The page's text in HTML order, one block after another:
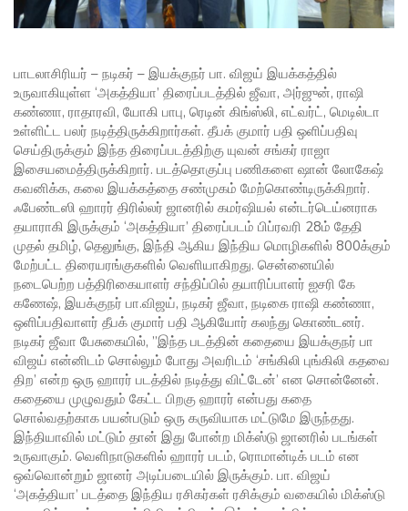
பாடலாசிரியர் – நடிகர் – இயக்குநர் பா. விஜய் இயக்கத்தில்
உருவாகியுள்ள ‘அகத்தியா’ திரைப்படத்தில் ஜீவா, அர்ஜுன், ராஷி
கண்ணா, ராதாரவி, யோகி பாபு, ரெடின் கிங்ஸ்லி, எட்வர்ட், மெடில்டா
உள்ளிட்ட பலர் நடித்திருக்கிறார்கள். தீபக் குமார் பதி ஒளிப்பதிவு
செய்திருக்கும் இந்த திரைப்படத்திற்கு யுவன் சங்கர் ராஜா
இசையமைத்திருக்கிறார். படத்தொகுப்பு பணிகளை ஷான் லோகேஷ்
கவனிக்க, கலை இயக்கத்தை சண்முகம் மேற்கொண்டிருக்கிறார்.
ஃபேண்டஸி ஹாரர் திரில்லர் ஜானரில் கமர்ஷியல் என்டர்டெய்னராக
தயாராகி இருக்கும் ‘அகத்தியா’ திரைப்படம் பிப்ரவரி 28ம் தேதி
முதல் தமிழ், தெலுங்கு, இந்தி ஆகிய இந்திய மொழிகளில் 800க்கும்
மேற்பட்ட திரையரங்குகளில் வெளியாகிறது. சென்னையில்
நடைபெற்ற பத்திரிகையாளர் சந்திப்பில் தயாரிப்பாளர் ஐசரி கே
கணேஷ், இயக்குநர் பா.விஜய், நடிகர் ஜீவா, நடிகை ராஷி கண்ணா,
ஒளிப்பதிவாளர் தீபக் குமார் பதி ஆகியோர் கலந்து கொண்டனர்.
நடிகர் ஜீவா பேசுகையில், ”இந்த படத்தின் கதையை இயக்குநர் பா
விஜய் என்னிடம் சொல்லும் போது அவரிடம் ‘சங்கிலி புங்கிலி கதவை
திற’ என்ற ஒரு ஹாரர் படத்தில் நடித்து விட்டேன்’ என சொன்னேன்.
கதையை முழுவதும் கேட்ட பிறகு ஹாரர் என்பது கதை
சொல்வதற்காக பயன்படும் ஒரு கருவியாக மட்டுமே இருந்தது.
இந்தியாவில் மட்டும் தான் இது போன்ற மிக்ஸ்டு ஜானரில் படங்கள்
உருவாகும். வெளிநாடுகளில் ஹாரர் படம், ரொமான்டிக் படம் என
ஒவ்வொன்றும் ஜானர் அடிப்படையில் இருக்கும். பா. விஜய்
‘அகத்தியா’ படத்தை இந்திய ரசிகர்கள் ரசிக்கும் வகையில் மிக்ஸ்டு